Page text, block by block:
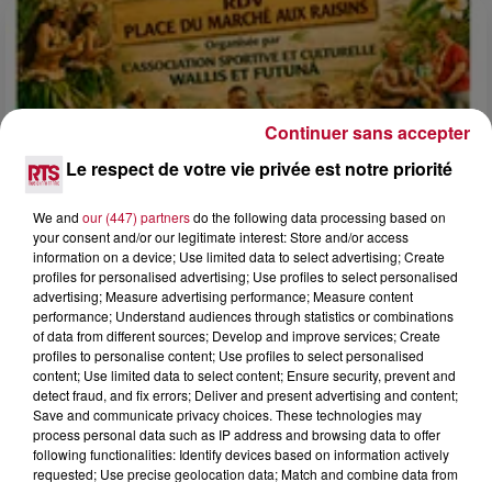
4 août 2026
FÊTE DE LA POLYNÉSIE À VILLEVEYRAC
Le respect de votre vie privée est notre priorité
We and our (447) partnersdo the following data processing based on
your consent and/or our legitimate interest: Store and/or access
information on a device; Use limited data to select advertising; Create
profiles for personalised advertising; Use profiles to select personalised
advertising; Measure advertising performance; Measure content
performance; Understand audiences through statistics or combinations
of data from different sources; Develop and improve services; Create
profiles to personalise content; Use profiles to select personalised
content; Use limited data to select content; Ensure security, prevent and
detect fraud, and fix errors; Deliver and present advertising and content;
Save and communicate privacy choices. These technologies may
process personal data such as IP address and browsing data to offer
following functionalities: Identify devices based on information actively
requested; Use precise geolocation data; Match and combine data from
Continuer sans accepter